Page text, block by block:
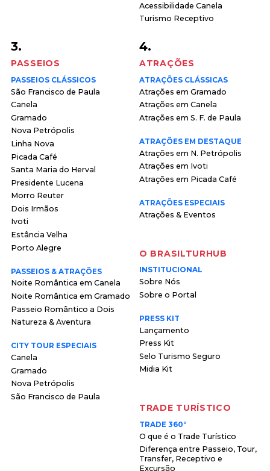
Acessibilidade Canela
Turismo Receptivo
3.
PASSEIOS
PASSEIOS CLÁSSICOS
São Francisco de Paula
Canela
Gramado
Nova Petrópolis
Linha Nova
Picada Café
Santa Maria do Herval
Presidente Lucena
Morro Reuter
Dois Irmãos
Ivoti
Estância Velha
Porto Alegre
PASSEIOS & ATRAÇÕES
Noite Romântica em Canela
Noite Romântica em Gramado
Passeio Romântico a Dois
Natureza & Aventura
CITY TOUR ESPECIAIS
Canela
Gramado
Nova Petrópolis
São Francisco de Paula
4.
ATRAÇÕES
ATRAÇÕES CLÁSSICAS
Atrações em Gramado
Atrações em Canela
Atrações em S. F. de Paula
ATRAÇÕES EM DESTAQUE
Atrações em N. Petrópolis
Atrações em Ivoti
Atrações em Picada Café
ATRAÇÕES ESPECIAIS
Atrações & Eventos
O BRASILTURHUB
INSTITUCIONAL
Sobre Nós
Sobre o Portal
PRESS KIT
Lançamento
Press Kit
Selo Turismo Seguro
Midia Kit
TRADE TURÍSTICO
TRADE 360°
O que é o Trade Turístico
Diferença entre Passeio, Tour,
Transfer, Receptivo e
Excursão